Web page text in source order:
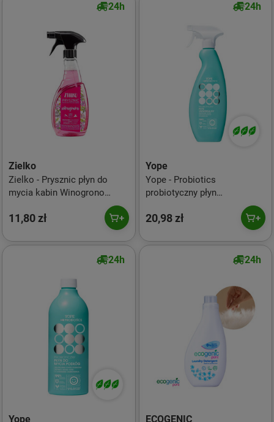
24h
Zielko
Zielko - Prysznic płyn do
mycia kabin Winogrono
11,80 zł
24h
Yope
Yope - Probiotics
probiotyczny płyn
20,98 zł
24h
Yope
24h
ECOGENIC